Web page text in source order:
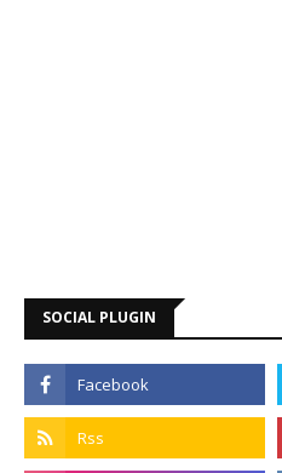
SOCIAL PLUGIN